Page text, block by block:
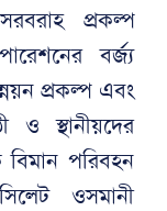
প্রকল্প
বর্জ্য
প্রকল্প এবং
ও স্থানীয়দের
বিমান পরিবহন
ওসমানী